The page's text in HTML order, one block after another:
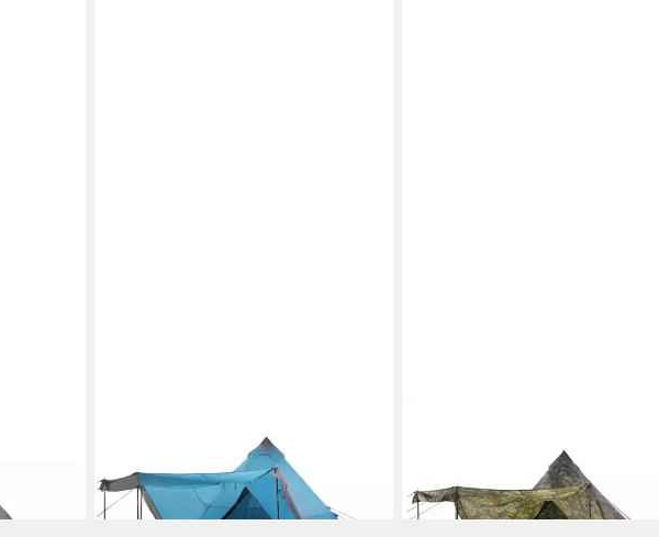
Tipi-Zelt Tipi-Familienzelt 8
Personen Blau Wasserdicht
ab 131,99 €
in 5-6 Werktagen bei dir
Personen Tarnmuster Wasserdicht
in 5-6 Werktagen bei dir